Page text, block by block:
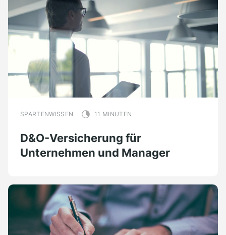
SPARTENWISSEN 11 MINUTEN
D&O-Versicherung für
Unternehmen und Manager